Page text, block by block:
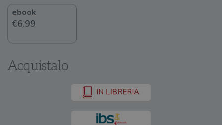
ebook
€6.99
Acquistalo
IN LIBRERIA